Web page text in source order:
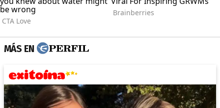
MÁS EN